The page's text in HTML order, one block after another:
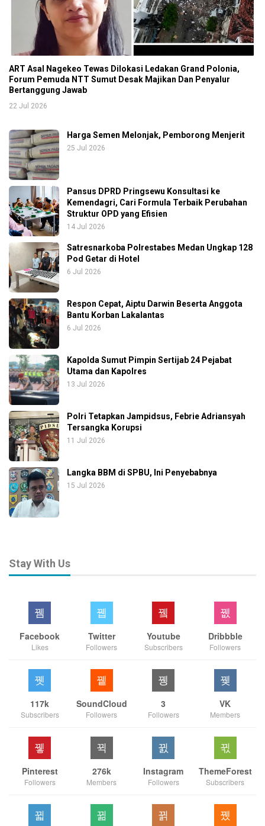
ART Asal Nagekeo Tewas Dilokasi Ledakan Grand Polonia,
Forum Pemuda NTT Sumut Desak Majikan Dan Penyalur
Bertanggung Jawab
22 Jul 2026
Harga Semen Melonjak, Pemborong Menjerit
25 Jul 2026
Pansus DPRD Pringsewu Konsultasi ke
Kemendagri, Cari Formula Terbaik Perubahan
Struktur OPD yang Efisien
14 Jul 2026
Satresnarkoba Polrestabes Medan Ungkap 128
Pod Getar di Hotel
6 Jul 2026
Respon Cepat, Aiptu Darwin Beserta Anggota
Bantu Korban Lakalantas
6 Jul 2026
Kapolda Sumut Pimpin Sertijab 24 Pejabat
Utama dan Kapolres
13 Jul 2026
Polri Tetapkan Jampidsus, Febrie Adriansyah
Tersangka Korupsi
11 Jul 2026
Langka BBM di SPBU, Ini Penyebabnya
15 Jul 2026
Stay With Us
Facebook
Likes
Twitter
Followers
Youtube
Subscribers
Dribbble
Followers
117k
Subscribers
SoundCloud
Followers
3
Followers
VK
Members
Pinterest
Followers
276k
Members
Instagram
Followers
ThemeForest
Subscribers